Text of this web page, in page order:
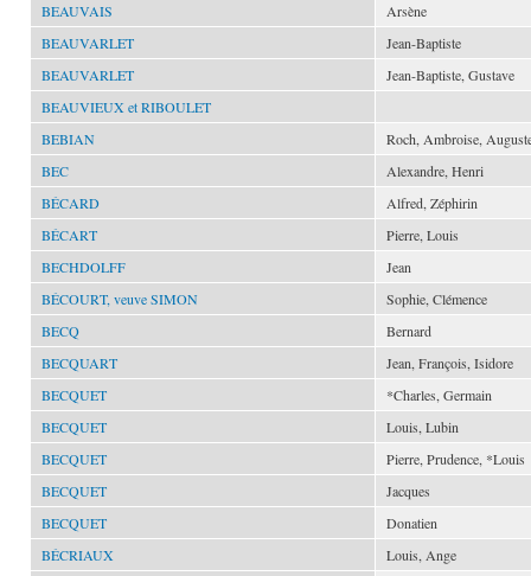
BEAUVAIS
Arsène
BEAUVARLET
Jean-Baptiste
BEAUVARLET
Jean-Baptiste, Gustave
BEAUVIEUX et RIBOULET
BEBIAN
Roch, Ambroise,
BEC
Alexandre, Henri
BÉCARD
Alfred, Zéphirin
BÉCART
Pierre, Louis
BECHDOLFF
Jean
BÉCOURT, veuve SIMON
Sophie, Clémence
BECQ
Bernard
BECQUART
Jean, François, Isidore
BECQUET
*Charles, Germain
BECQUET
Louis, Lubin
BECQUET
Pierre, Prudence, *Louis
BECQUET
Jacques
BECQUET
Donatien
BÉCRIAUX
Louis, Ange